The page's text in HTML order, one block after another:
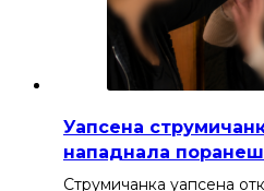
Уапсена
нападнала
Струмичанка уапсена